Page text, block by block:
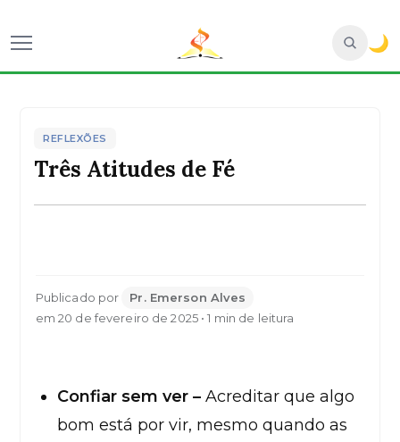
🌙
REFLEXÕES
Três Atitudes de Fé
Publicado por
Pr. Emerson Alves
em 20 de fevereiro de 2025 • 1 min de leitura
Confiar sem ver – Acreditar que algo
bom está por vir, mesmo quando as